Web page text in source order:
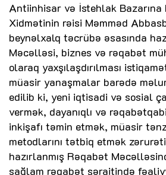
Antiinhisar və İstehlak
Xidmətinin rəisi Məmməd
beynəlxalq təcrübə əsasında
Məcəlləsi, biznes və rəqabət
olaraq yaxşılaşdırılması
müasir yanaşmalar barədə
edilib ki, yeni iqtisadi və sosial
vermək, dayanıqlı və
inkişafı təmin etmək, müasir
metodlarını tətbiq etmək
hazırlanmış Rəqabət
sağlam rəqabət şəraitində